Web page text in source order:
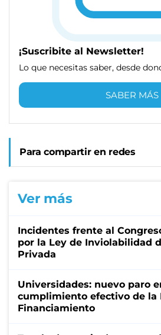
¡Suscribite al Newsletter!
Lo que necesitas saber, desde
SABER MÁS
Para compartir en redes
Ver más
Incidentes frente al
por la Ley de Inviolabilidad
Privada
Universidades: nuevo paro
cumplimiento efectivo de la
Financiamiento